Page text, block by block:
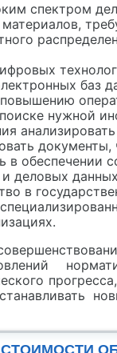
спектром
баз
нужной
документы,
в обеспечении
деловых
в